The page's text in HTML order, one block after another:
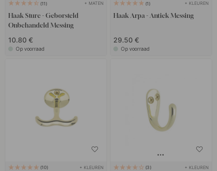
11 + MATEN
Haak Sture - Geborsteld
Onbehandeld Messing
10.80 €
Op voorraad
1 + KLEUREN
Haak Arpa - Antiek Messing
29.50 €
Op voorraad
10 + KLEUREN 3 + KLEUREN